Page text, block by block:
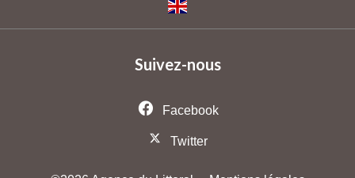
Suivez-nous
Facebook
Twitter